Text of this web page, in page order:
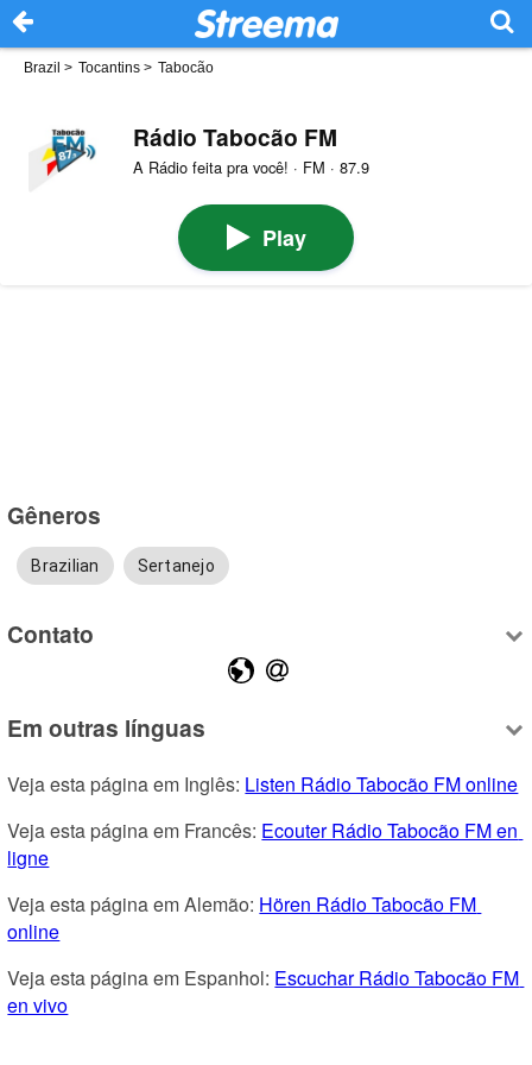
Brazil > Tocantins > Tabocão
Rádio Tabocão FM
A Rádio feita pra você! · FM · 87.9
Play
Gêneros
Brazilian Sertanejo
Contato
Em outras línguas
Veja esta página em Inglês: Listen Rádio Tabocão FM online
Veja esta página em Francês: Ecouter Rádio Tabocão FM en
ligne
Veja esta página em Alemão: Hören Rádio Tabocão FM
online
Veja esta página em Espanhol: Escuchar Rádio Tabocão FM
en vivo